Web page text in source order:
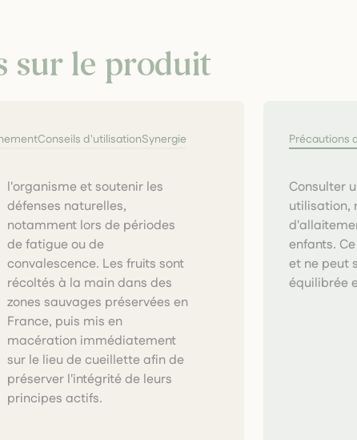
sur le produit
Conseils d'utilisationSynergie
principes actifs.
Précautions
Consulter
utilisation,
enfants.
et ne peut
équilibrée